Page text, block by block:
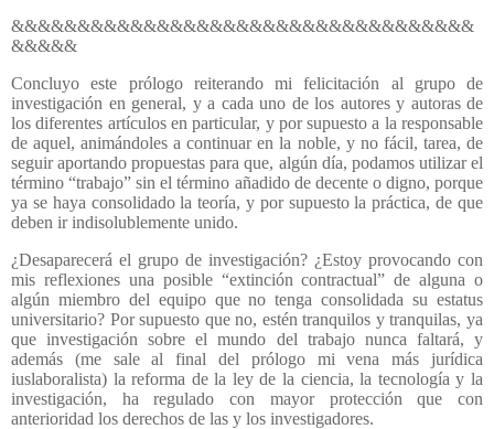
&&&&&&&&&&&&&&&&&&&&&&&&&&&&&&&&&&&
&&&&&
Concluyo este prólogo reiterando mi felicitación al grupo de
investigación en general, y a cada uno de los autores y autoras de
los diferentes artículos en particular, y por supuesto a la responsable
de aquel, animándoles a continuar en la noble, y no fácil, tarea, de
seguir aportando propuestas para que, algún día, podamos utilizar el
término “trabajo” sin el término añadido de decente o digno, porque
ya se haya consolidado la teoría, y por supuesto la práctica, de que
deben ir indisolublemente unido.
¿Desaparecerá el grupo de investigación? ¿Estoy provocando con
mis reflexiones una posible “extinción contractual” de alguna o
algún miembro del equipo que no tenga consolidada su estatus
universitario? Por supuesto que no, estén tranquilos y tranquilas, ya
que investigación sobre el mundo del trabajo nunca faltará, y
además (me sale al final del prólogo mi vena más jurídica
iuslaboralista) la reforma de la ley de la ciencia, la tecnología y la
investigación, ha regulado con mayor protección que con
anterioridad los derechos de las y los investigadores.